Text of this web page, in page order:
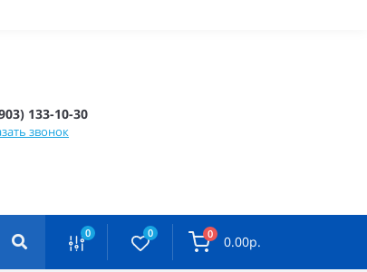
133-10-30
звонок
0 0 0 0.00р.